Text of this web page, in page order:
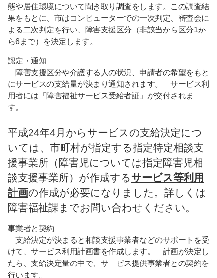
態や居住環境について聞き取り調査をします。この調査結
果をもとに、市はコンピューターでの一次判定、審査会に
よる二次判定を行い、障害支援区分（非該当から区分1か
ら6まで）を決定します。
認定・通知
障害支援区分や介護する人の状況、申請者の希望をもと
にサービスの支給量が決まり通知されます。 サービス利
用者には「障害福祉サービス受給者証」が交付されま
平成24年4月からサービスの支給決定につ
いては、市町村が指定する指定特定相談支
援事業所（障害児については指定障害児相
談支援事業所）が作成するサービス等利用
計画の作成が必要になりました。詳しくは
障害福祉課までお問い合わせください。
事業者と契約
支給決定が決まると相談支援事業者などのサポートを受
けて、サービス利用計画書を作成します。 計画が決定し
たら、支給決定量の中で、サービス提供事業者との契約を
行います。